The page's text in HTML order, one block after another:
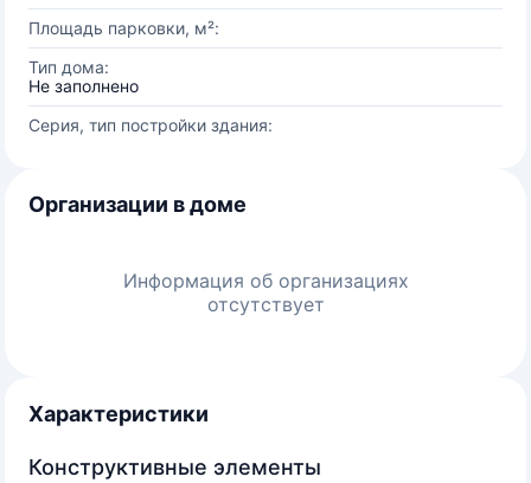
Площадь парковки, м²:
Тип дома:
Не заполнено
Серия, тип постройки здания:
Организации в доме
Информация об организациях
отсутствует
Характеристики
Конструктивные элементы